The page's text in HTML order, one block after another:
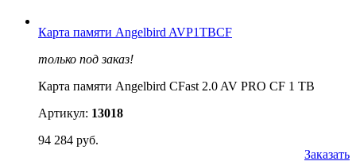
Карта памяти Angelbird AVP1TBCF
только под заказ!
Карта памяти Angelbird CFast 2.0 AV PRO CF 1 TB
Артикул: 13018
94 284 руб.
Заказать